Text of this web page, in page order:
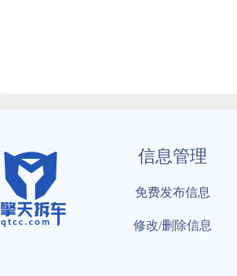
信息管理
免费发布信息
修改/删除信息